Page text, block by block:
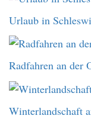
Urlaub in
Radfahren an der
Winterlandschaft